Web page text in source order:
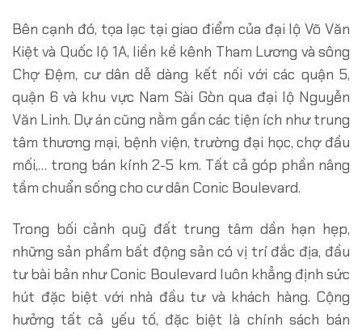
Bên cạnh đó, tọa lạc tại giao điểm của đại lộ Võ Văn
Kiệt và Quốc lộ 1A, liền kề kênh Tham Lương và sông
Chợ Đệm, cư dân dễ dàng kết nối với các quận 5,
quận 6 và khu vực Nam Sài Gòn qua đại lộ Nguyễn
Văn Linh. Dự án cũng nằm gần các tiện ích như trung
tâm thương mại, bệnh viện, trường đại học, chợ đầu
mối,… trong bán kính 2-5 km. Tất cả góp phần nâng
tầm chuẩn sống cho cư dân Conic Boulevard.
Trong bối cảnh quỹ đất trung tâm dần hạn hẹp,
những sản phẩm bất động sản có vị trí đắc địa, đầu
tư bài bản như Conic Boulevard luôn khẳng định sức
hút đặc biệt với nhà đầu tư và khách hàng. Cộng
hưởng tất cả yếu tố, đặc biệt là chính sách bán